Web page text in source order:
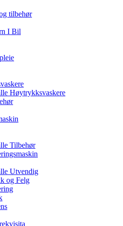
tilbehør
I Bil
Høytrykksvaskere
Tilbehør
Utvendig
og Felg